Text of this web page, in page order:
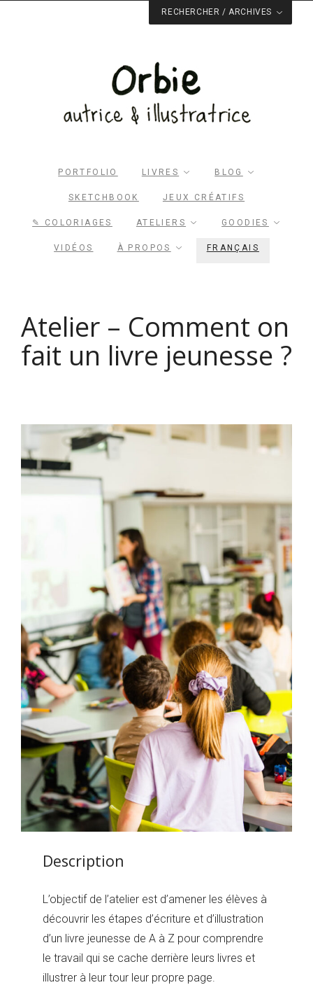
Archives du blog
RECHERCHER / ARCHIVES
PORTFOLIO LIVRES BLOG
SKETCHBOOK JEUX CRÉATIFS
✎ COLORIAGES ATELIERS GOODIES
VIDÉOS À PROPOS FRANÇAIS
Atelier – Comment on
fait un livre jeunesse ?
Description
L’objectif de l’atelier est d’amener les élèves à
découvrir les étapes d’écriture et d’illustration
d’un livre jeunesse de A à Z pour comprendre
le travail qui se cache derrière leurs livres et
illustrer à leur tour leur propre page.